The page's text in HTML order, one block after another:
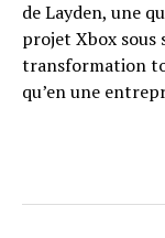
de Layden, une
projet Xbox sous
transformation
qu’en une